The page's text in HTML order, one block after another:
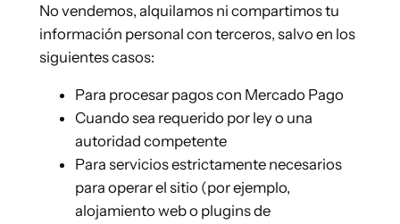
No vendemos, alquilamos ni compartimos tu
información personal con terceros, salvo en los
siguientes casos:
Para procesar pagos con Mercado Pago
Cuando sea requerido por ley o una
autoridad competente
Para servicios estrictamente necesarios
para operar el sitio (por ejemplo,
alojamiento web o plugins de